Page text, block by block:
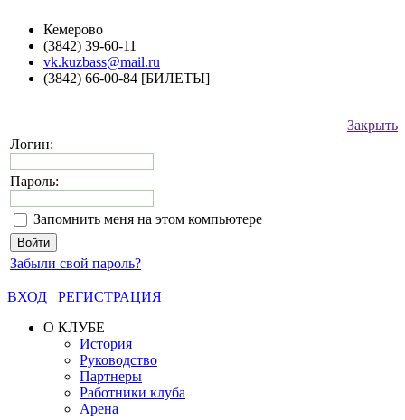
Кемерово
(3842) 39-60-11
vk.kuzbass@mail.ru
(3842) 66-00-84 [БИЛЕТЫ]
Закрыть
Логин:
Пароль:
Запомнить меня на этом компьютере
Забыли свой пароль?
ВХОД
РЕГИСТРАЦИЯ
О КЛУБЕ
История
Руководство
Партнеры
Работники клуба
Арена